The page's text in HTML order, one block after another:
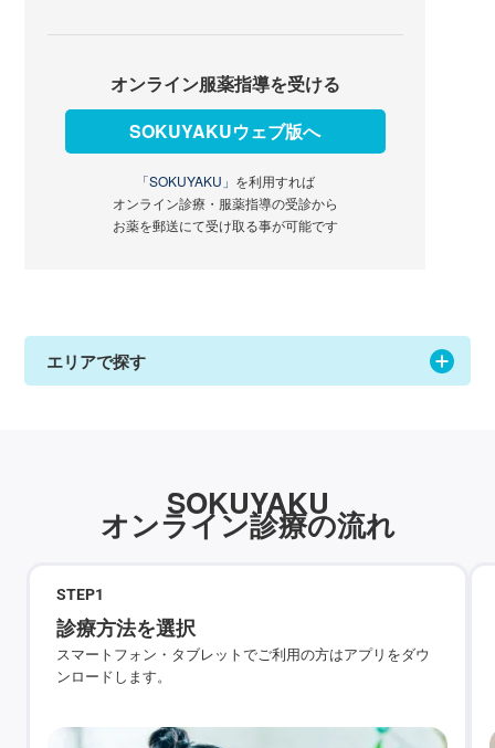
オンライン服薬指導を受ける
SOKUYAKUウェブ版へ
「SOKUYAKU」 を利用すれば
オンライン診療・服薬指導の受診から
お薬を郵送にて受け取る事が可能です
エリアで探す
SOKUYAKU
オンライン診療の流れ
STEP1
診療方法を選択
スマートフォン・タブレットでご利用の方はアプリをダウ
ンロードします。